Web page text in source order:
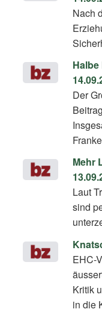
Nach
Der
Mehr
Laut
sind
EHC-
Kritik
in die